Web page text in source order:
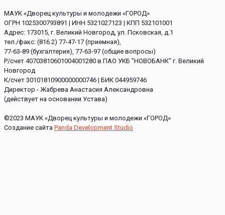
МАУК «Дворец культуры и молодежи «ГОРОД»
ОГРН 1025300793891 | ИНН 5321027123 | КПП 532101001
Адрес: 173015, г. Великий Новгород, ул. Псковская, д.1
тел./факс: (816 2) 77-47-17 (приемная),
77-63-89 (бухгалтерия), 77-63-97 (общие вопросы)
Р/счет 40703810601004001280 в ПАО УКБ "НОВОБАНК" г. Великий
Новгород
К/счет 30101810900000000746 | БИК 044959746
Директор - Жабрева Анастасия Александровна
(действует на основании Устава)
©2023 МАУК «Дворец культуры и молодежи «ГОРОД»
Создание сайта Panda Development Studio